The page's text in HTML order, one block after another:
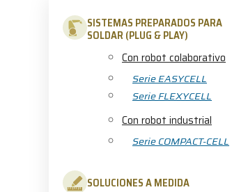
SISTEMAS PREPARADOS PARA
SOLDAR (PLUG & PLAY)
Con robot colaborativo
Serie EASYCELL
Serie FLEXYCELL
Con robot industrial
Serie COMPACT-CELL
SOLUCIONES A MEDIDA